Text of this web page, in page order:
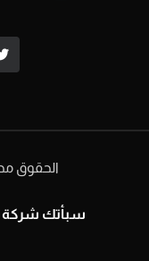
الحقوق
سبأتك شركة